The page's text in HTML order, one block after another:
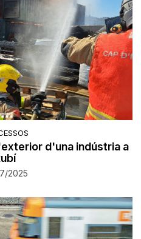
d'una indústria a
2025